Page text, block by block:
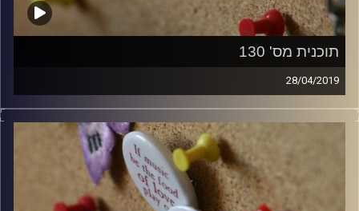
תוכנית מס' 130
28/04/2019
קלאסיקות רוק עם אורן הוף.
włodi